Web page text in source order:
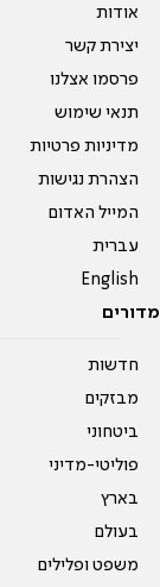
אודות
יצירת קשר
פרסמו אצלנו
תנאי שימוש
מדיניות פרטיות
הצהרת נגישות
המייל האדום
עברית
English
מדורים
חדשות
מבזקים
ביטחוני
פוליטי-מדיני
בארץ
בעולם
משפט ופלילים